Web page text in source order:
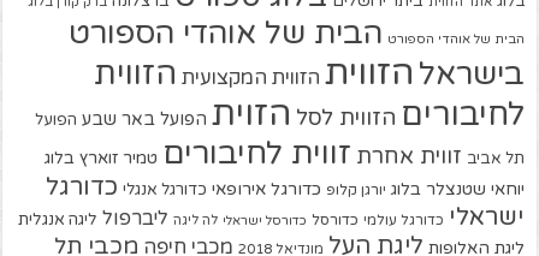
הבית של אוהדי הספורט הבית של אוהדי הספורט
בישראל הזווית הזווית המקצועית הזווית
לחיבורים הזווית לסל הזוית הפועל באר שבע הפועל
תל אביב זווית אחרת זווית לחיבורים טמיר זוארץ בלוג
יוחאי שטנצלר בלוג יורגן קלופ כדורגל אירופאי כדורגל אנגלי כדורגל
ישראלי כדורגל עולמי כדורסל כדורסל ישראלי לה ליגה ליברפול ליגה אנגלית
ליגת האלופות ליגת העל מונדיאל 2018 מכבי חיפה מכבי תל